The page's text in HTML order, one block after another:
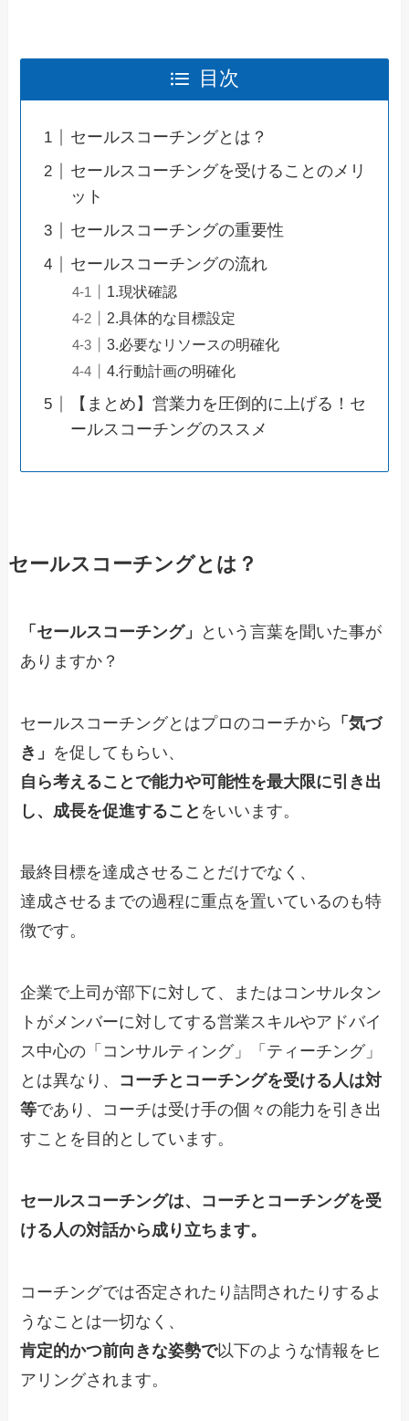
目次
セールスコーチングとは？
セールスコーチングを受けることのメリ
ット
セールスコーチングの重要性
セールスコーチングの流れ
1.現状確認
2.具体的な目標設定
3.必要なリソースの明確化
4.行動計画の明確化
【まとめ】営業力を圧倒的に上げる！セ
ールスコーチングのススメ
セールスコーチングとは？
「セールスコーチング」
という言葉を聞いた事が
ありますか？
セールスコーチングとはプロのコーチから
「気づ
き」 を促してもらい、
自ら考えることで能力や可能性を最大限に引き出
し、成長を促進すること をいいます。
最終目標を達成させることだけでなく、
達成させるまでの過程に重点を置いているのも特
徴です。
企業で上司が部下に対して、またはコンサルタン
トがメンバーに対してする営業スキルやアドバイ
ス中心の「コンサルティング」「ティーチング」
とは異なり、 コーチとコーチングを受ける人は対
等であり、コーチは受け手の個々の能力を引き出
すことを目的としています。
セールスコーチングは、コーチとコーチングを受
ける人の対話から成り立ちます。
コーチングでは否定されたり詰問されたりするよ
うなことは一切なく、
肯定的かつ前向きな姿勢で以下のような情報をヒ
アリングされます。